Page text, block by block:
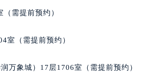
1座11层1104室（需提前预约）
公楼C座22层08室（需提前预约）
室（需提前预约）
需提前预约）
室（需提前预约）
万象城）17层1706室（需提前预约）